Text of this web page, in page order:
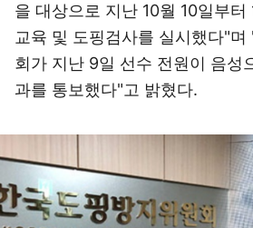
을 대상으로 지난 10월 10일부터
교육 및 도핑검사를 실시했다"며
회가 지난 9일 선수 전원이 음성
과를 통보했다"고 밝혔다.